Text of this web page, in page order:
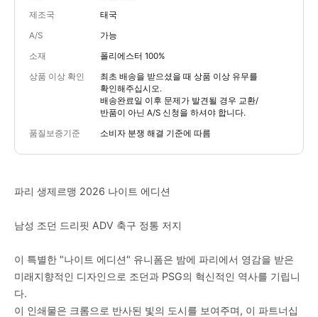
제조국 태국
A/S 가능
소재 폴리에스터 100%
상품 이상 확인
최초 배송을 받으셨을 때 상품 이상 유무를
확인해주십시오.
배송완료일 이후 문제가 발견될 경우 교환/
반품이 아닌 A/S 신청을 하셔야 합니다.
품질보증기준 소비자 분쟁 해결 기준에 따름
파리 생제르맹 2026 나이트 에디션
남성 조던 드리핏 ADV 축구 정통 저지
이 특별한 "나이트 에디션" 유니폼은 밤에 파리에서 영감을 받은
미래지향적인 디자인으로 조던과 PSG의 혁신적인 역사를 기립니
다.
이 인쇄물은 크롬으로 반사된 빛의 도시를 보여주며, 이 파트너십